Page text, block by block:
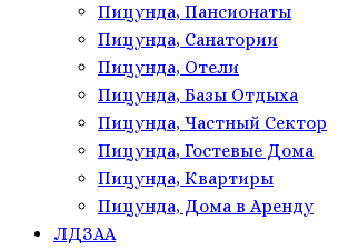
Пицунда, Пансионаты
Пицунда, Санатории
Пицунда, Отели
Пицунда, Базы Отдыха
Пицунда, Частный Сектор
Пицунда, Гостевые Дома
Пицунда, Квартиры
Пицунда, Дома в Аренду
ЛДЗАА